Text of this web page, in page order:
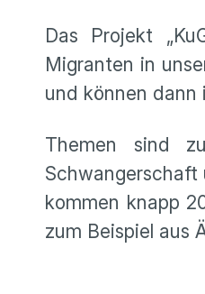
Das Projekt
Migranten in
und können
Themen sind
kommen knapp
zum Beispiel aus